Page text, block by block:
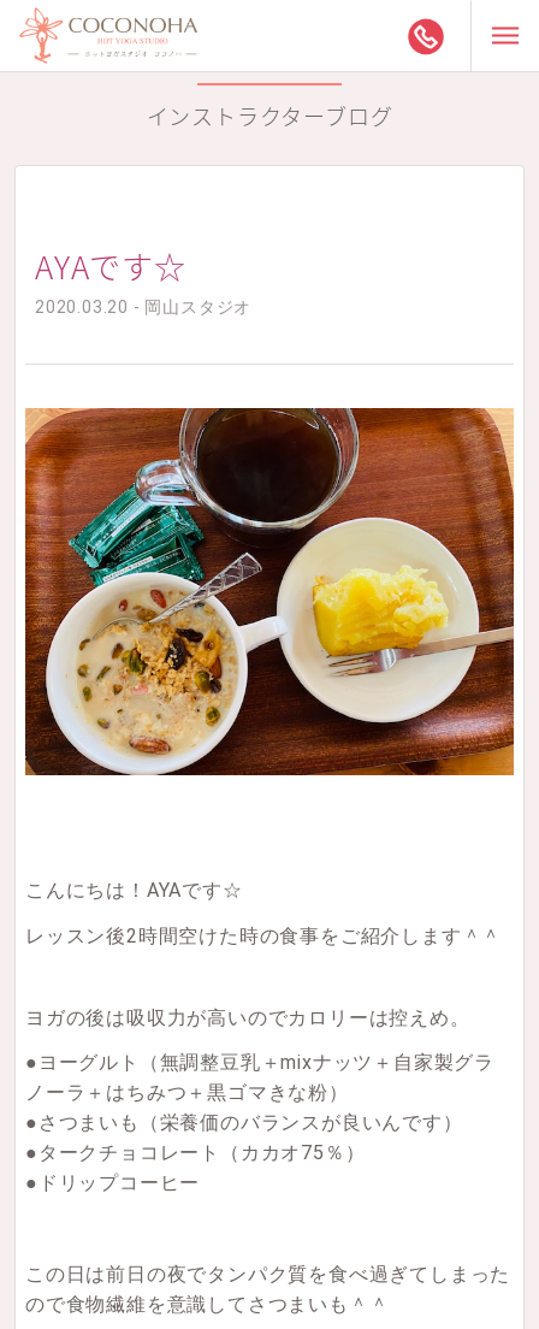
インストラクターブログ
AYAです☆
2020.03.20 - 岡山スタジオ
こんにちは！AYAです☆
レッスン後2時間空けた時の食事をご紹介します＾＾
ヨガの後は吸収力が高いのでカロリーは控えめ。
●ヨーグルト（無調整豆乳＋mixナッツ＋自家製グラ
ノーラ＋はちみつ＋黒ゴマきな粉）
●さつまいも（栄養価のバランスが良いんです）
●タークチョコレート（カカオ75％）
●ドリップコーヒー
この日は前日の夜でタンパク質を食べ過ぎてしまった
ので食物繊維を意識してさつまいも＾＾